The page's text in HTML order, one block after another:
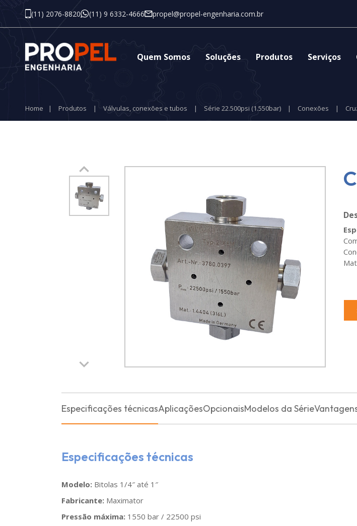
(11) 2076-8820 (11) 9 6332-4666 propel@propel-engenharia.com.br
Quem Somos Soluções Produtos Serviços
Home | Produtos | Válvulas, conexões e tubos | Série 22.500psi (1.550bar) | Conexões |
Especificações técnicasAplicaçõesOpcionaisModelos da Série
Especificações técnicas
Modelo: Bitolas 1/4″ até 1″
Fabricante: Maximator
Pressão máxima: 1550 bar / 22500 psi